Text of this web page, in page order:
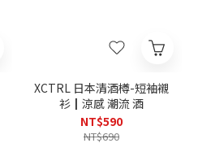
XCTRL 日本清酒樽-短袖襯
衫┃涼感 潮流 酒
NT$590
NT$690